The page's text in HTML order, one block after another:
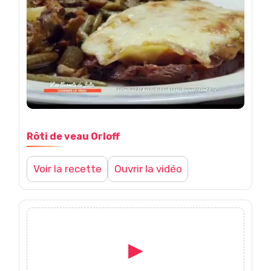
e
K
o
r
t
o
u
u
l
e
a
u
a
Rôti de veau Orloff
Voir la recette Ouvrir la vidéo
▶